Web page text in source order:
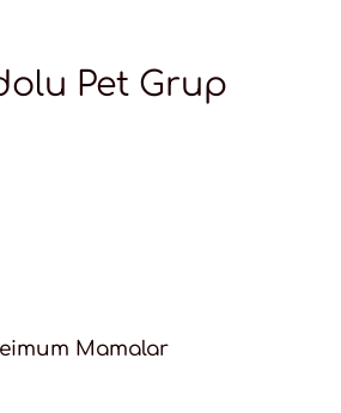
Pet Grup
Mamalar